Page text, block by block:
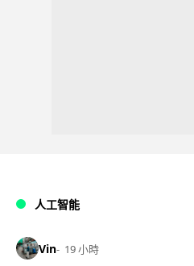
人工智能
Vin 19 小時